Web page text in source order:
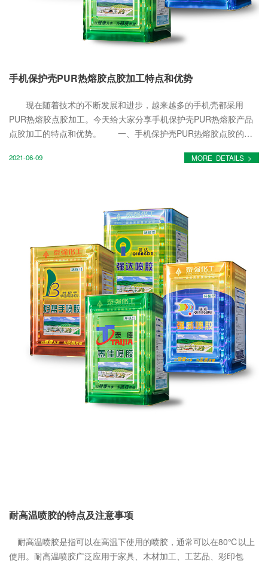
手机保护壳PUR热熔胶点胶加工特点和优势
现在随着技术的不断发展和进步，越来越多的手机壳都采用
PUR热熔胶点胶加工。今天给大家分享手机保护壳PUR热熔胶产品
点胶加工的特点和优势。 一、手机保护壳PUR热熔胶点胶的特
部分电子产...
MORE DETAILS >
2021-06-09
耐高温喷胶的特点及注意事项
耐高温喷胶是指可以在高温下使用的喷胶，通常可以在80℃以上
使用。耐高温喷胶广泛应用于家具、木材加工、工艺品、彩印包